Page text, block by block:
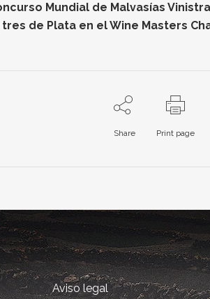
Mundial de Malvasías
de Plata en el Wine Masters
Share Print page
Aviso legal